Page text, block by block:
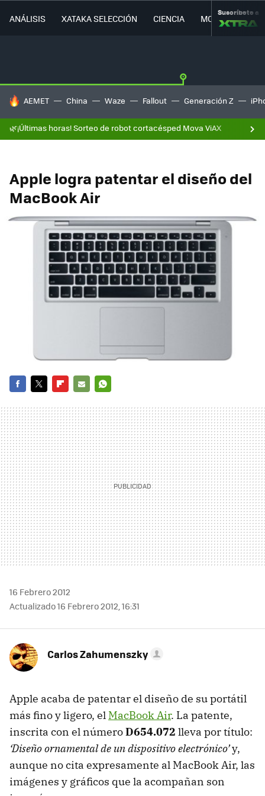
ANÁLISIS XATAKA SELECCIÓN CIENCIA MOVILIDAD
Suscríbete a
HOY SE HABLA DE
AEMET China Waze Fallout Generación Z
🌿¡Últimas horas! Sorteo de robot cortacésped Mova ViAX
Apple logra patentar el diseño del
MacBook Air
MAIL
16 Febrero 2012
Actualizado 16 Febrero 2012, 16:31
Carlos Zahumenszky
Apple acaba de patentar el diseño de su portátil
más fino y ligero, el MacBook Air. La patente,
inscrita con el númeroD654.072 lleva por título:
‘Diseño ornamental de un dispositivo electrónico’y,
aunque no cita expresamente al MacBook Air, las
imágenes y gráficos que la acompañan son